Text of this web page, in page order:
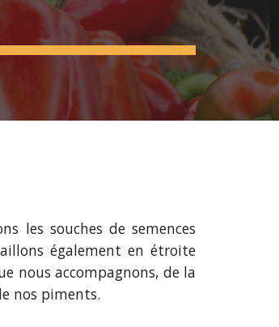
les souches de semences
également en étroite
nous accompagnons, de la
nos piments.